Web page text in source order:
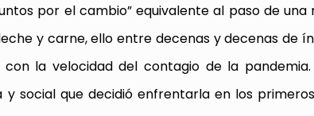
por el cambio” equivalente al paso de
y carne, ello entre decenas y decenas de
la velocidad del contagio de la
y social que decidió enfrentarla en los